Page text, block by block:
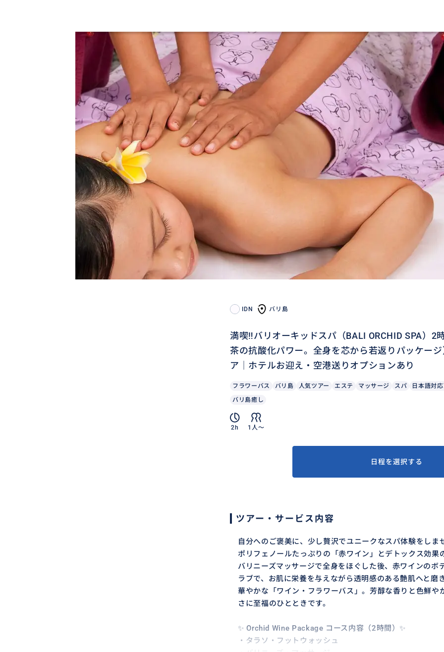
IDN バリ島
満喫‼️バリオーキッドスパ（BALI ORCHID SPA）2
茶の抗酸化パワー。全身を芯から若返りパッケー
ア｜ホテルお迎え・空港送りオプションあり
フラワーバス バリ島 人気ツアー エステ マッサージ スパ 日本語対
バリ島癒し
2h 1人〜
日程を選択する
ツアー・サービス内容
自分へのご褒美に、少し贅沢でユニークなスパ体験をしま
ポリフェノールたっぷりの「赤ワイン」とデトックス効果
バリニーズマッサージで全身をほぐした後、赤ワインのボ
ラブで、お肌に栄養を与えながら透明感のある艶肌へと磨
華やかな「ワイン・フラワーバス」。芳醇な香りと色鮮や
さに至福のひとときです。
✨ Orchid Wine Package コース内容（2時間）✨
・タラソ・フットウォッシュ